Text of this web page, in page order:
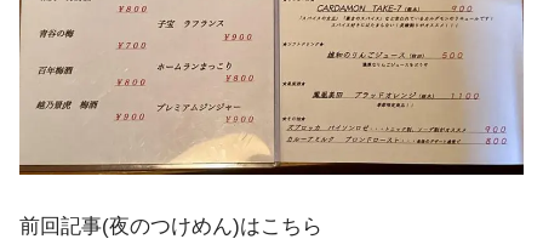
前回記事(夜のつけめん)はこちら